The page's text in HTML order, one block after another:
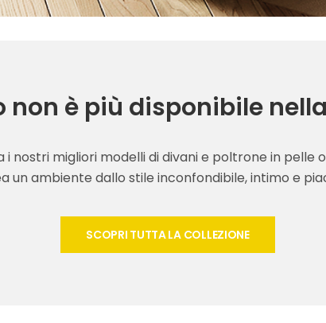
non è più disponibile
i nostri migliori modelli di divani e poltrone in pelle
un ambiente dallo stile inconfondibile, intimo e
SCOPRI TUTTA LA COLLEZIONE